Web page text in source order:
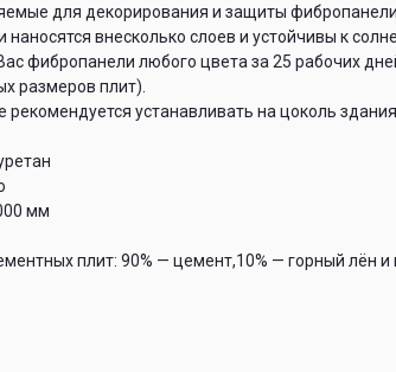
для декорирования и защиты
наносятся внесколько слоев и устойчивы к
фибропанели любого цвета за 25 рабочих
размеров плит).
устанавливать на цоколь
мм
плит: 90% — цемент,10% — горный лён